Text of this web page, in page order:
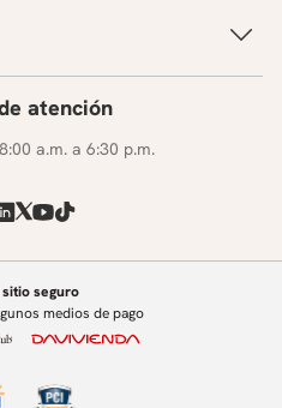
atención
a.m. a 6:30 p.m.
seguro
medios de pago